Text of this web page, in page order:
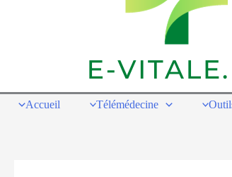
Accueil Télémédecine